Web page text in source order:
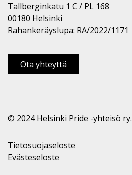
Tallberginkatu 1 C / PL 168
00180 Helsinki
Rahankeräyslupa: RA/2022/1171
Ota yhteyttä
© 2024 Helsinki Pride -yhteisö ry.
Tietosuojaseloste
Evästeseloste